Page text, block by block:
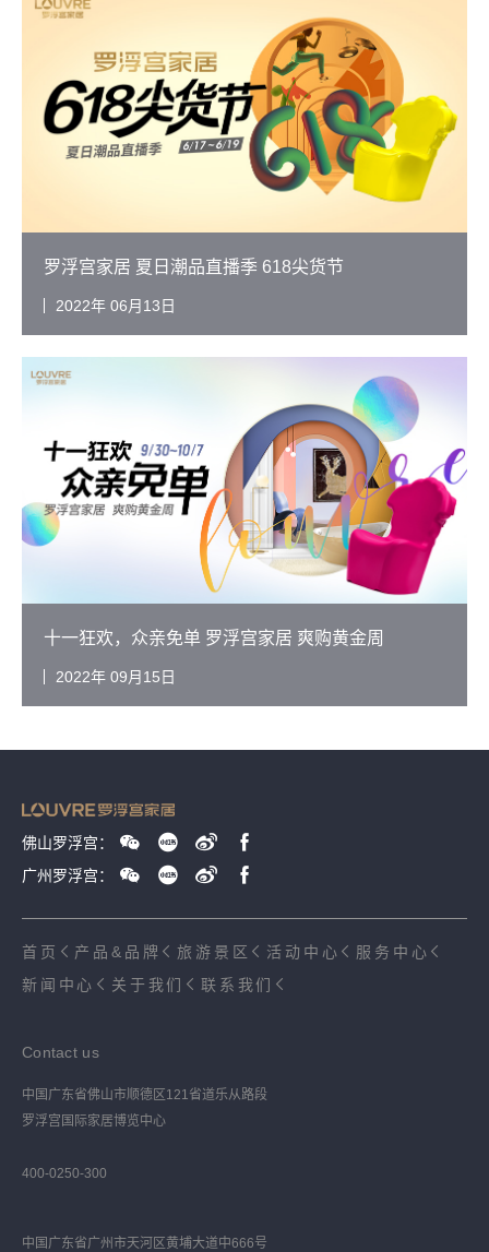
罗浮宫家居 夏日潮品直播季 618尖货节
06月13日
2022
十一狂欢，众亲免单 罗浮宫家居 爽购黄金周
09月15日
2022
佛山罗浮宫：
广州罗浮宫：
首页 产品&品牌 旅游景区 活动中心
服务中心
新闻中心
关于我们 联系我们
Contact us
中国广东省佛山市顺德区121省道乐从路段
罗浮宫国际家居博览中心
400-0250-300
中国广东省广州市天河区黄埔大道中666号